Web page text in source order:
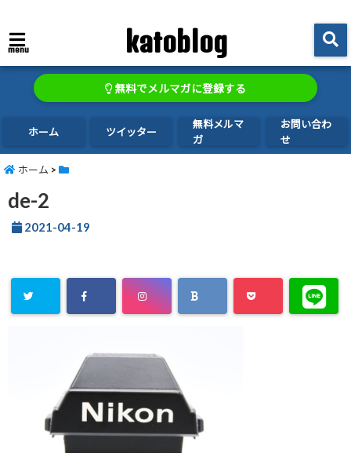
menu katoblog
無料でメルマガに登録する
ホーム ツイッター
無料メルマ
ガ
お問い合わ
せ
ホーム >
de-2
2021-04-19